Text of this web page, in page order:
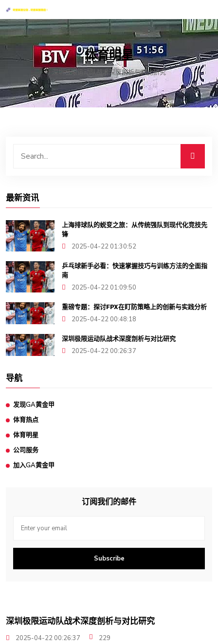
体育明星
深圳极限运动队战术深度剖析与对比研究
最新资讯
上海排球队的蜕变之旅：从传统强队到现代化竞技先
锋
2025-04-22 01:30:52
乒乓球新手必看：快速掌握技巧与训练方法的全面指
南
2025-04-22 01:09:50
重磅专题：探讨FPX在盯防策略上的创新与实践分析
2025-04-22 00:48:18
深圳极限运动队战术深度剖析与对比研究
2025-04-22 00:26:37
导航
发现GA黄金甲
体育热点
体育明星
公司服务
加入GA黄金甲
订阅我们的邮件
Subscribe
深圳极限运动队战术深度剖析与对比研究
2025-04-22 00:26:37
229